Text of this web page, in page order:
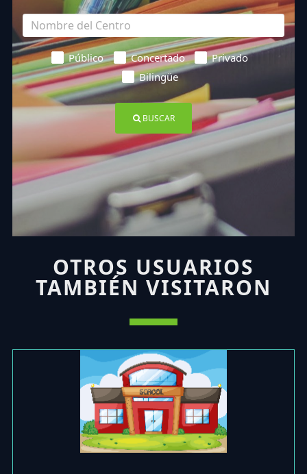
Público Concertado
Privado
Bilingüe
BUSCAR
OTROS USUARIOS
TAMBIÉN VISITARON